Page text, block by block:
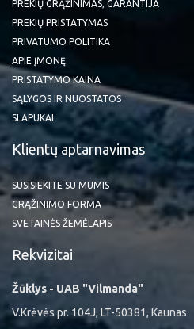
PREKIŲ GRĄŽINIMAS, GARANTIJA
PREKIŲ PRISTATYMAS
PRIVATUMO POLITIKA
APIE ĮMONĘ
PRISTATYMO KAINA
SĄLYGOS IR NUOSTATOS
SLAPUKAI
Klientų aptarnavimas
SUSISIEKITE SU MUMIS
GRĄŽINIMO FORMA
SVETAINĖS ŽEMĖLAPIS
Rekvizitai
Žūklys - UAB "Vilmanda"
V.Krėvės pr. 104J, LT-50381, Kaunas